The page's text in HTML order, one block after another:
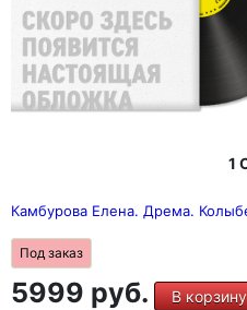
1
Камбурова Елена. Дрема.
Под заказ
5999 руб. В корзину